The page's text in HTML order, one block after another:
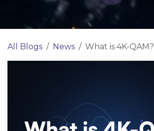
All Blogs News What is 4K-QAM?